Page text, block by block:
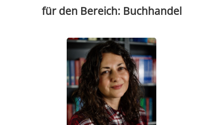
für den Bereich: Buchhandel